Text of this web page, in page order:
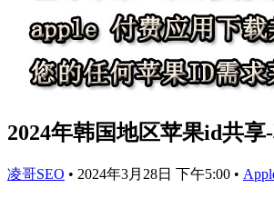
2024年韩国地区苹果id共
凌哥SEO • 2024年3月28日 下午5:00 •